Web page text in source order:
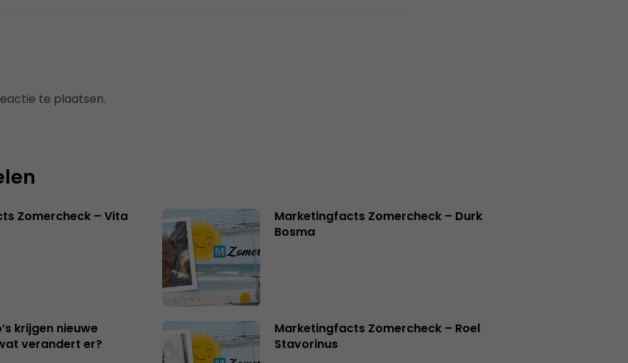
te plaatsen.
Zomercheck – Vita
Marketingfacts Zomercheck – Durk
Bosma
krijgen nieuwe
verandert er?
Marketingfacts Zomercheck – Roel
Stavorinus